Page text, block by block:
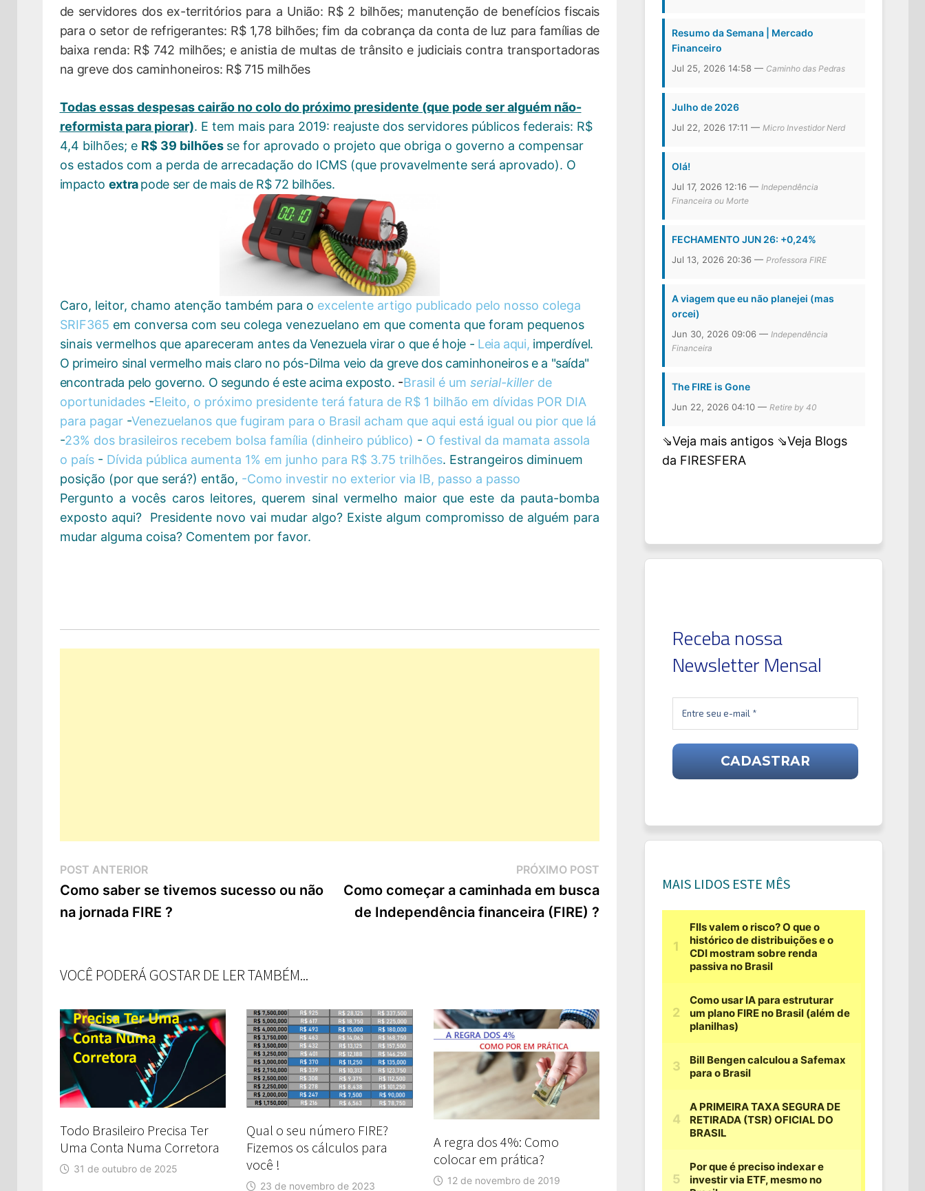
de servidores dos ex-territórios para a União: R$ 2 bilhões; manutenção de benefícios fiscais
para o setor de refrigerantes: R$ 1,78 bilhões; fim da cobrança da conta de luz para famílias de
baixa renda: R$ 742 milhões; e anistia de multas de trânsito e judiciais contra transportadoras
na greve dos caminhoneiros: R$ 715 milhões
Todas essas despesas cairão no colo do próximo presidente (que pode ser alguém não-
reformista para piorar). E tem mais para 2019: reajuste dos servidores públicos federais: R$
4,4 bilhões; e R$ 39 bilhões se for aprovado o projeto que obriga o governo a compensar
os estados com a perda de arrecadação do ICMS (que provavelmente será aprovado). O
impacto extrapode ser de mais deR$ 72 bilhões.
Caro, leitor, chamo atenção também para o excelente artigo publicado pelo nosso colega
SRIF365 em conversa com seu colega venezuelano em que comenta que foram pequenos
sinais vermelhos que apareceram antesda Venezuela virar o que é hoje - Leia aqui, imperdível.
O primeiro sinal vermelho mais claro no pós-Dilma veio da greve dos caminhoneiros e a "saída"
encontrada pelo governo. O segundo é este acima exposto. -Brasil é umserial-killer de
oportunidades-Eleito, o próximo presidente terá fatura de R$ 1 bilhão em dívidas POR DIA
para pagar-Venezuelanos que fugiram para o Brasil acham que aqui está igual ou pior que lá
-23% dos brasileiros recebem bolsa família (dinheiro público) - O festival da mamata assola
o país- Dívida pública aumenta 1% em junho para R$ 3.75 trilhões. Estrangeiros diminuem
posição (por que será?) então, -Como investir no exterior via IB, passo a passo
Pergunto a vocês caros leitores, querem sinal vermelho maior que este da pauta-bomba
exposto aqui? Presidente novo vai mudar algo? Existe algum compromisso de alguém para
mudar alguma coisa? Comentem por favor.
Navegação
de
Post
POST ANTERIORPost
Anterior:
Como saber se tivemos sucesso ou não
na jornada FIRE ?
PRÓXIMO POST
Post:
Como começar a caminhada em busca
de Independência financeira (FIRE) ?
VOCÊ PODERÁ GOSTAR DE LER TAMBÉM...
Todo Brasileiro Precisa Ter
Uma Conta Numa Corretora
31 de outubro de 2025
Qual o seu número FIRE?
Fizemos os cálculos para
você !
23 de novembro de 2023
A regra dos 4%: Como
colocar em prática?
12 de novembro de 2019
Resumo da Semana | Mercado
Financeiro
Jul 25, 2026 14:58 — Caminho das Pedras
Julho de 2026
Jul 22, 2026 17:11 —Micro Investidor Nerd
Olá!
Jul 17, 2026 12:16 —Independência
Financeira ou Morte
FECHAMENTO JUN 26: +0,24%
Jul 13, 2026 20:36 —Professora FIRE
A viagem que eu não planejei (mas
orcei)
Jun 30, 2026 09:06 —Independência
Financeira
The FIRE is Gone
Jun 22, 2026 04:10 —Retire by 40
⇘Veja mais antigos ⇘Veja Blogs
da FIRESFERA
Receba nossa
Newsletter Mensal
MAIS LIDOS ESTE MÊS